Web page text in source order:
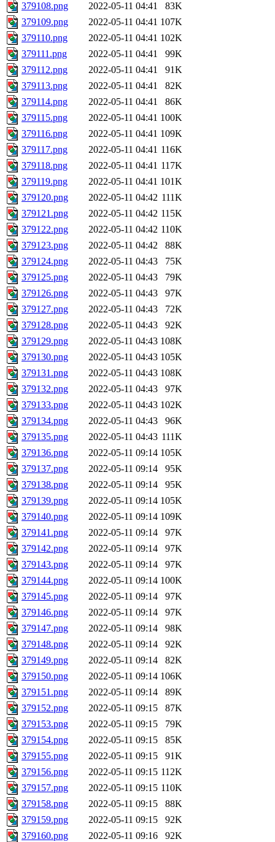
379108.png
2022-05-11 04:41
83K
379109.png
2022-05-11 04:41 107K
379110.png
2022-05-11 04:41 102K
379111.png
2022-05-11 04:41
99K
379112.png
2022-05-11 04:41
91K
379113.png
2022-05-11 04:41
82K
379114.png
2022-05-11 04:41
86K
379115.png
2022-05-11 04:41 100K
379116.png
2022-05-11 04:41 109K
379117.png
2022-05-11 04:41 116K
379118.png
2022-05-11 04:41 117K
379119.png
2022-05-11 04:41 101K
379120.png
2022-05-11 04:42 111K
379121.png
2022-05-11 04:42 115K
379122.png
2022-05-11 04:42 110K
379123.png
2022-05-11 04:42
88K
379124.png
2022-05-11 04:43
75K
379125.png
2022-05-11 04:43
79K
379126.png
2022-05-11 04:43
97K
379127.png
2022-05-11 04:43
72K
379128.png
2022-05-11 04:43
92K
379129.png
2022-05-11 04:43 108K
379130.png
2022-05-11 04:43 105K
379131.png
2022-05-11 04:43 108K
379132.png
2022-05-11 04:43
97K
379133.png
2022-05-11 04:43 102K
379134.png
2022-05-11 04:43
96K
379135.png
2022-05-11 04:43 111K
379136.png
2022-05-11 09:14 105K
379137.png
2022-05-11 09:14
95K
379138.png
2022-05-11 09:14
95K
379139.png
2022-05-11 09:14 105K
379140.png
2022-05-11 09:14 109K
379141.png
2022-05-11 09:14
97K
379142.png
2022-05-11 09:14
97K
379143.png
2022-05-11 09:14
97K
379144.png
2022-05-11 09:14 100K
379145.png
2022-05-11 09:14
97K
379146.png
2022-05-11 09:14
97K
379147.png
2022-05-11 09:14
98K
379148.png
2022-05-11 09:14
92K
379149.png
2022-05-11 09:14
82K
379150.png
2022-05-11 09:14 106K
379151.png
2022-05-11 09:14
89K
379152.png
2022-05-11 09:15
87K
379153.png
2022-05-11 09:15
79K
379154.png
2022-05-11 09:15
85K
379155.png
2022-05-11 09:15
91K
379156.png
2022-05-11 09:15 112K
379157.png
2022-05-11 09:15 110K
379158.png
2022-05-11 09:15
88K
379159.png
2022-05-11 09:15
92K
379160.png
2022-05-11 09:16
92K